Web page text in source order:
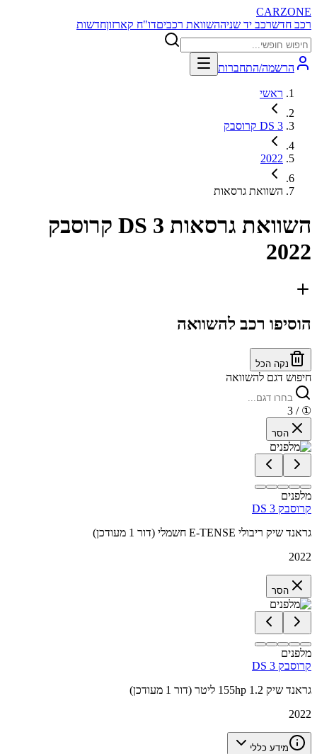
CARZONE
רכב חדשרכב יד שניההשוואת רכביםדו"ח קארזוןחדשות
הרשמה/התחברות
ראשי
DS 3 קרוסבק
2022
השוואת גרסאות
השוואת גרסאות
DS 3 קרוסבק
2022
הוסיפו רכב להשוואה
נקה הכל
חיפוש דגם להשוואה
①
/ 3
הסר
מלפנים
DS 3 קרוסבק
גראנד שיק ריבולי E-TENSE חשמלי (דור 1 מעודכן)
2022
הסר
מלפנים
DS 3 קרוסבק
גראנד שיק 155hp 1.2 ליטר (דור 1 מעודכן)
2022
מידע כללי